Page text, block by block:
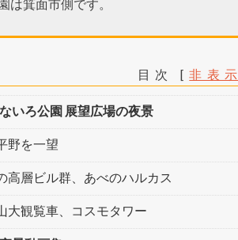
は箕面市側です。
目次 [非表示
いろ公園 展望広場の夜景
野を一望
高層ビル群、あべのハルカス
大観覧車、コスモタワー